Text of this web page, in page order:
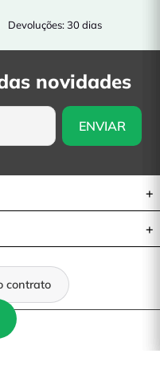
Devoluções: 30 dias
novidades
contrato